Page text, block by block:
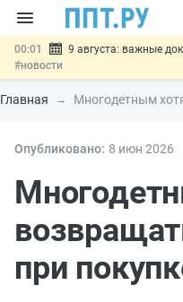
00:01
9 августа: важные
#новости
07.08 Подписан закон о
«Честный знак»#новости
07.08 Госпошлину за
07.08
отношений #новости
Главная Многодетным
Опубликовано: 8 июн 2026
при